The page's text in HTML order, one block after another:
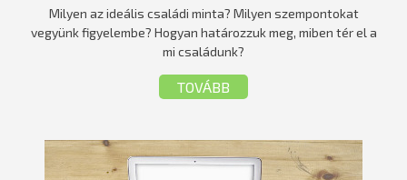
Milyen az ideális családi minta? Milyen szempontokat
vegyünk figyelembe? Hogyan határozzuk meg, miben tér el a
mi családunk?
TOVÁBB